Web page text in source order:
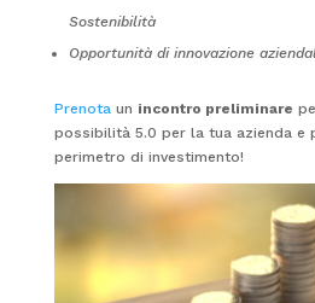
Sostenibilità
Opportunità di innovazione
Prenota un incontro preliminare
possibilità 5.0 per la tua azienda e
perimetro di investimento!